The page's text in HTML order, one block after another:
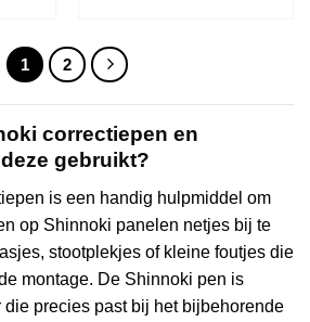
1 2
correctiepen en
gebruikt?
is een handig hulpmiddel om
op Shinnoki panelen netjes bij te
stootplekjes of kleine foutjes die
montage. De Shinnoki pen is
precies past bij het bijbehorende